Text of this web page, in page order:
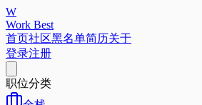
W
Work Best
首页社区黑名单简历关于
登录注册
职位分类